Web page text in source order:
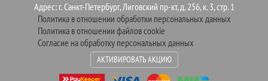
Адрес: г. Санкт-Петербург, Лиговский пр-кт, д. 256, к. 3, стр. 1
Политика в отношении обработки персональных данных
Политика в отношении файлов cookie
Согласие на обработку персональных данных
АКТИВИРОВАТЬ АКЦИЮ